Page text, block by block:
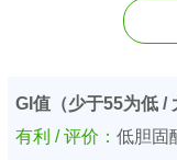
GI值（少于55为低 /
有利 / 评价： 低胆固